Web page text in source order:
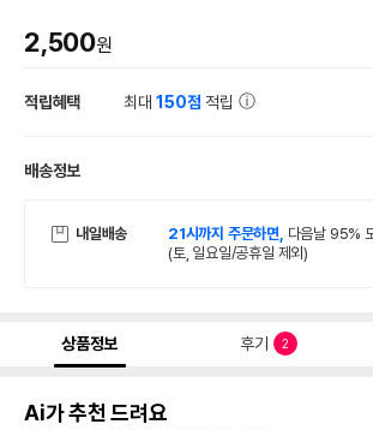
2,500원
적립혜택 최대150점 적립
배송정보
내일배송 21시까지 주문하면, 다음날 95%
(토, 일요일/공휴일 제외)
상품정보 후기 2
Ai가 추천 드려요